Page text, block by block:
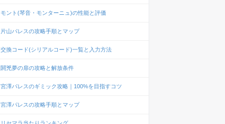
モント(琴音・モンターニュ)の性能と評価
片山パレスの攻略手順とマップ
交換コード(シリアルコード)一覧と入力方法
閼兇夢の扉の攻略と解放条件
宮澤パレスのギミック攻略｜100%を目指すコツ
宮澤パレスの攻略手順とマップ